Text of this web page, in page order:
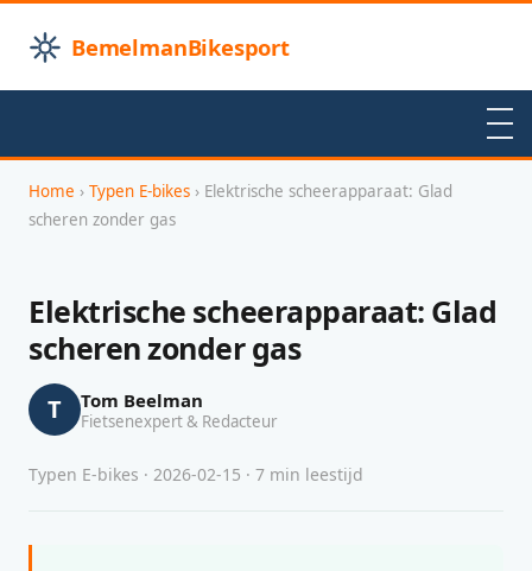
BemelmanBikesport
Home › Typen E-bikes › Elektrische scheerapparaat: Glad
scheren zonder gas
Elektrische scheerapparaat: Glad
scheren zonder gas
T Tom Beelman
Fietsenexpert & Redacteur
Typen E-bikes · 2026-02-15 · 7 min leestijd